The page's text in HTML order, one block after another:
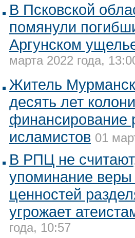
В Псковской
помянули
Аргунском
марта 2022 года,
Житель
десять лет
финансирование
исламистов 01
В РПЦ не
упоминание веры
ценностей
угрожает
года, 10:57